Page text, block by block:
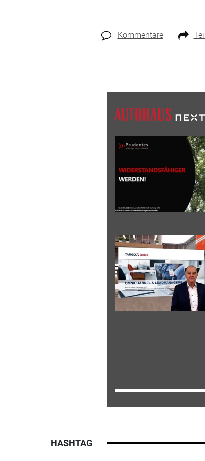
Kommentare
HASHTAG